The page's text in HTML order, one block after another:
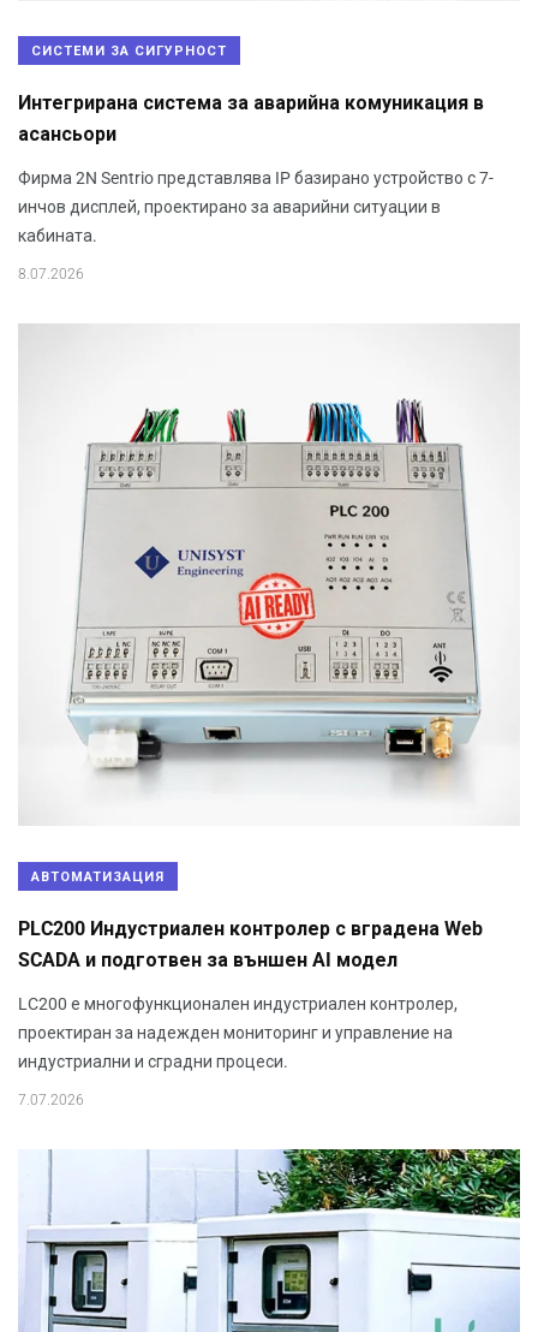
СИСТЕМИ ЗА СИГУРНОСТ
Интегрирана система за аварийна комуникация в
асансьори
Фирма 2N Sentrio представлява IP базирано устройство с 7-
инчов дисплей, проектирано за аварийни ситуации в
кабината.
8.07.2026
АВТОМАТИЗАЦИЯ
PLC200 Индустриален контролер с вградена Web
SCADA и подготвен за външен AI модел
LC200 е многофункционален индустриален контролер,
проектиран за надежден мониторинг и управление на
индустриални и сградни процеси.
7.07.2026